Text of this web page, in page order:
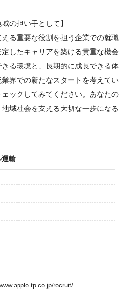
の担い手として】
る重要な役割を担う企業での就職
したキャリアを築ける貴重な機会
る環境と、長期的に成長できる体
界での新たなスタートを考えてい
ックしてみてください。あなたの
域社会を支える大切な一歩になる
運輸
tp.co.jp/recruit/